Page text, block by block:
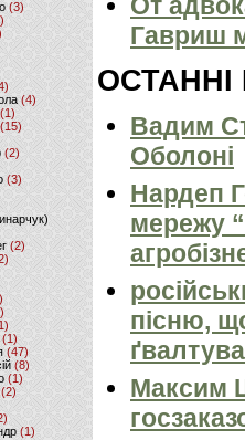
(3)
(4)
(1)
(2)
(3)
(2)
(1)
(47)
(8)
(1)
(2)
(1)
Гавриш
ОСТАННІ
Вадим
Оболоні
Нардеп
мережу
пісню,
Максим